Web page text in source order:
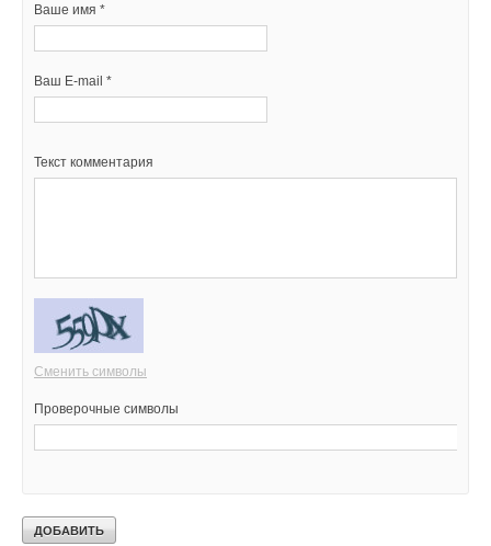
Ваше имя *
Ваш E-mail *
Текст комментария
Сменить символы
Проверочные символы